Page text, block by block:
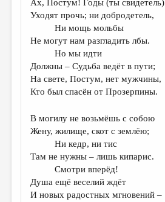
ОТДЕЛЫ И РУБРИКИ
ИЗБРАННОЕ
ДАЙДЖЕСТ
ПРОИЗВЕДЕНИЯ
КОНКУРСЫ
ДЕТСКАЯ КОМНАТА
КНИЖНАЯ ПОЛКА
ОБЗОР ЛИТЕРАТУРЫ
Ах, Постум! Годы (ты свидетель)
Уходят прочь; ни добродетель,
Ни мощь мольбы
Не могут нам разгладить лбы.
Но мы идти
Должны – Судьба ведёт в пути;
На свете, Постум, нет мужчины,
Кто был спасён от Прозерпины.
В могилу не возьмёшь с собою
Жену, жилище, скот с землёю;
Ни кедр, ни тис
Там не нужны – лишь кипарис.
Смотри вперёд!
Душа ещё веселий ждёт
И новых радостных мгновений –